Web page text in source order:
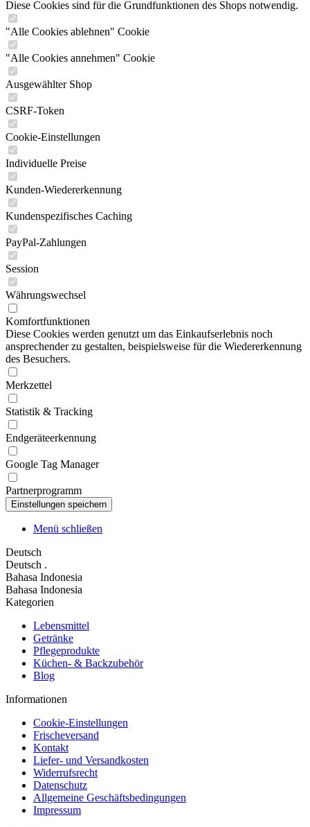
Diese Cookies sind für die Grundfunktionen des Shops notwendig.
"Alle Cookies ablehnen" Cookie
"Alle Cookies annehmen" Cookie
Ausgewählter Shop
CSRF-Token
Cookie-Einstellungen
Individuelle Preise
Kunden-Wiedererkennung
Kundenspezifisches Caching
PayPal-Zahlungen
Session
Währungswechsel
Komfortfunktionen
Diese Cookies werden genutzt um das Einkaufserlebnis noch
ansprechender zu gestalten, beispielsweise für die Wiedererkennung
des Besuchers.
Merkzettel
Statistik & Tracking
Endgeräteerkennung
Google Tag Manager
Partnerprogramm
Menü schließen
Deutsch
Deutsch .
Bahasa Indonesia
Bahasa Indonesia
Kategorien
Lebensmittel
Getränke
Pflegeprodukte
Küchen- & Backzubehör
Blog
Informationen
Cookie-Einstellungen
Frischeversand
Kontakt
Liefer- und Versandkosten
Widerrufsrecht
Datenschutz
Allgemeine Geschäftsbedingungen
Impressum